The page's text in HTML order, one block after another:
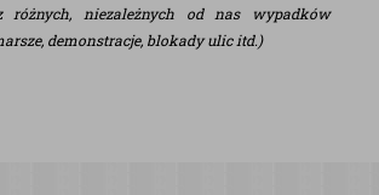
różnych, niezależnych od nas wypadków
demonstracje, blokady ulic itd.)